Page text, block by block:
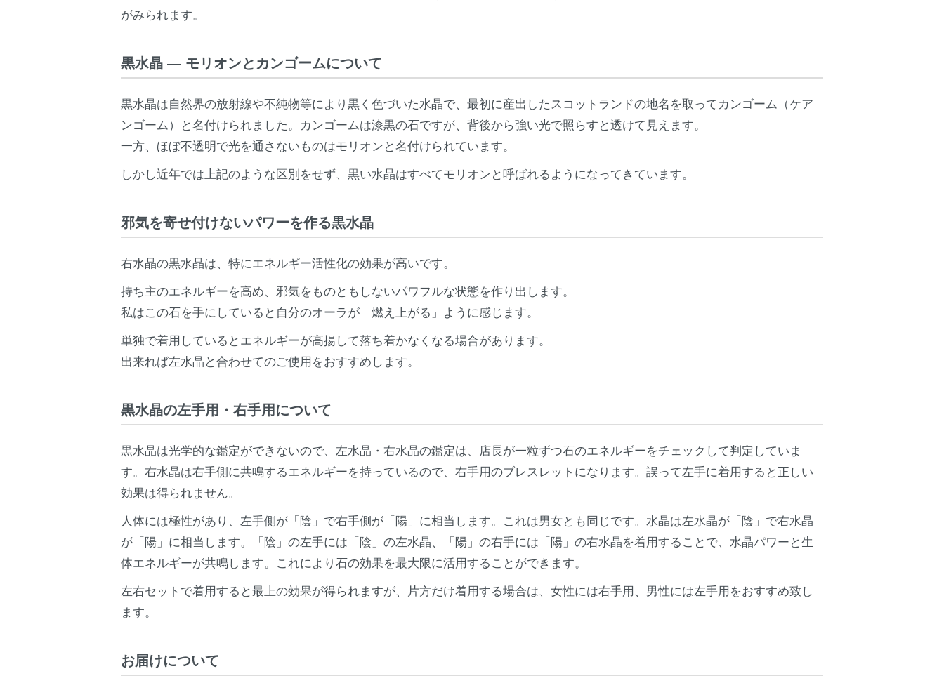
がみられます。
黒水晶 ― モリオンとカンゴームについて
黒水晶は自然界の放射線や不純物等により黒く色づいた水晶で、最初に産出したスコットランドの地名を取ってカンゴーム（ケア
ンゴーム）と名付けられました。カンゴームは漆黒の石ですが、背後から強い光で照らすと透けて見えます。
一方、ほぼ不透明で光を通さないものはモリオンと名付けられています。
しかし近年では上記のような区別をせず、黒い水晶はすべてモリオンと呼ばれるようになってきています。
邪気を寄せ付けないパワーを作る黒水晶
右水晶の黒水晶は、特にエネルギー活性化の効果が高いです。
持ち主のエネルギーを高め、邪気をものともしないパワフルな状態を作り出します。
私はこの石を手にしていると自分のオーラが「燃え上がる」ように感じます。
単独で着用しているとエネルギーが高揚して落ち着かなくなる場合があります。
出来れば左水晶と合わせてのご使用をおすすめします。
黒水晶の左手用・右手用について
黒水晶は光学的な鑑定ができないので、左水晶・右水晶の鑑定は、店長が一粒ずつ石のエネルギーをチェックして判定していま
す。右水晶は右手側に共鳴するエネルギーを持っているので、右手用のブレスレットになります。誤って左手に着用すると正しい
効果は得られません。
人体には極性があり、左手側が「陰」で右手側が「陽」に相当します。これは男女とも同じです。水晶は左水晶が「陰」で右水晶
が「陽」に相当します。「陰」の左手には「陰」の左水晶、「陽」の右手には「陽」の右水晶を着用することで、水晶パワーと生
体エネルギーが共鳴します。これにより石の効果を最大限に活用することができます。
左右セットで着用すると最上の効果が得られますが、片方だけ着用する場合は、女性には右手用、男性には左手用をおすすめ致し
ます。
お届けについて